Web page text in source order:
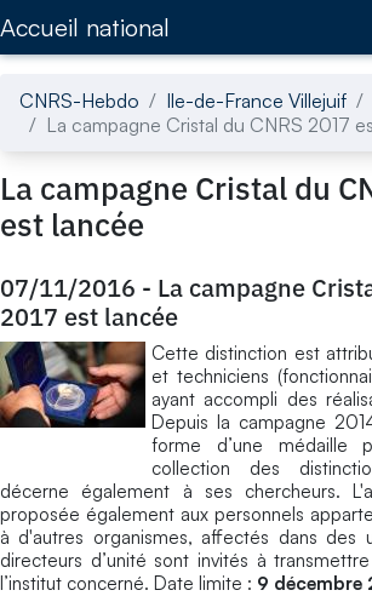
Accueil national
CNRS-Hebdo Ile-de-France Villejuif
La campagne Cristal du CNRS 2017
La campagne Cristal du
est lancée
07/11/2016 - La campagne
2017 est lancée
Cette distinction est
et techniciens
ayant accompli des
Depuis la campagne
forme d’une médaille
collection des
décerne également à ses chercheurs.
proposée également aux personnels
à d'autres organismes, affectés dans des
directeurs d’unité sont invités à
l’institut concerné. Date limite : 9 décembre